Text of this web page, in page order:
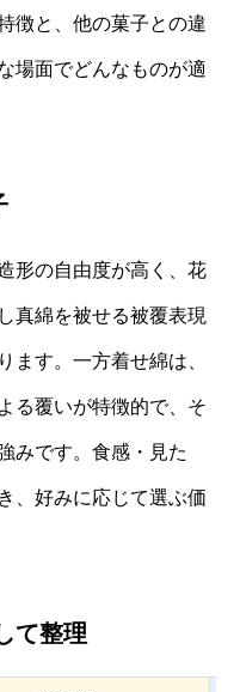
徴と、他の菓子との違
場面でどんなものが適
形の自由度が高く、花
真綿を被せる被覆表現
ます。一方着せ綿は、
る覆いが特徴的で、そ
みです。食感・見た
、好みに応じて選ぶ価
て整理